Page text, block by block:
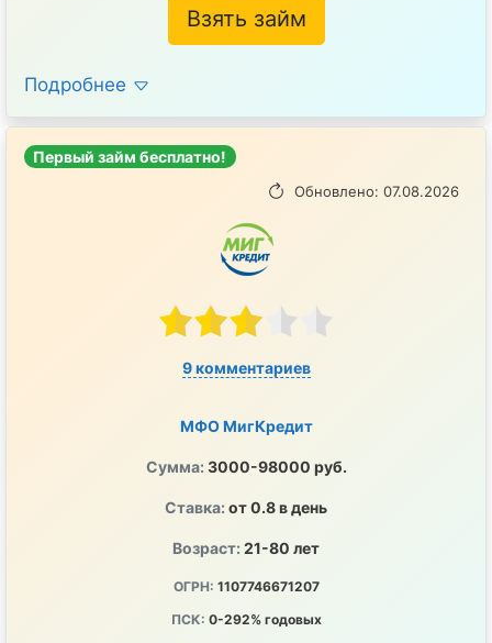
Взять займ
Подробнее
Первый займ бесплатно!
Обновлено: 07.08.2026
9 комментариев
МФО МигКредит
Сумма: 3000-98000 руб.
Ставка: от 0.8 в день
Возраст: 21-80 лет
ОГРН: 1107746671207
ПСК: 0-292% годовых